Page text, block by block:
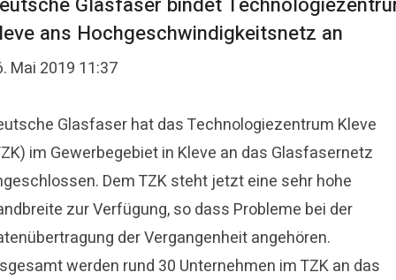
ans Hochgeschwindigkeitsnetz an
Mai 2019 11:37
Glasfaser hat das Technologiezentrum Kleve
im Gewerbegebiet in Kleve an das Glasfasernetz
Dem TZK steht jetzt eine sehr hohe
zur Verfügung, so dass Probleme bei der
der Vergangenheit angehören.
werden rund 30 Unternehmen im TZK an das